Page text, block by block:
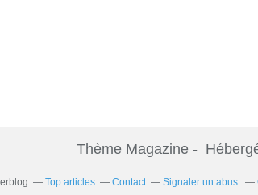
Thème Magazine -
Top articles Contact Signaler un abus